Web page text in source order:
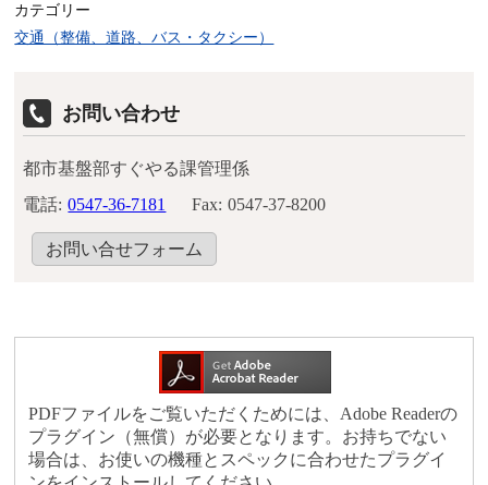
カテゴリー
交通（整備、道路、バス・タクシー）
お問い合わせ
都市基盤部すぐやる課管理係
電話: 0547-36-7181 Fax: 0547-37-8200
お問い合せフォーム
PDFファイルをご覧いただくためには、Adobe Readerの
プラグイン（無償）が必要となります。お持ちでない
場合は、お使いの機種とスペックに合わせたプラグイ